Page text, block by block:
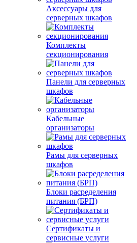
Аксессуары для
серверных шкафов
Комплекты
секционирования
Панели для серверных
шкафов
Кабельные
организаторы
Рамы для серверных
шкафов
Блоки расределения
питания (БРП)
Сертификаты и
сервисные услуги